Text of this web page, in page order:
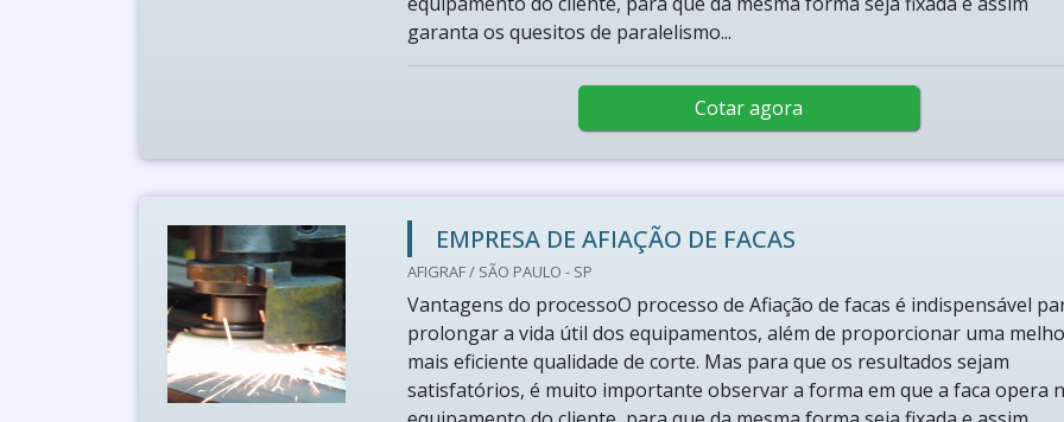
garanta os quesitos de paralelismo...
Cotar agora
EMPRESA DE AFIAÇÃO DE FACAS
AFIGRAF / SÃO PAULO - SP
Vantagens do processoO processo de Afiação de facas é indispensável
prolongar a vida útil dos equipamentos, além de proporcionar uma
mais eficiente qualidade de corte. Mas para que os resultados sejam
satisfatórios, é muito importante observar a forma em que a faca opera